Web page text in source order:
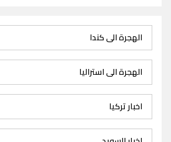
الهجرة الى كندا
الهجرة الى استراليا
اخبار تركيا